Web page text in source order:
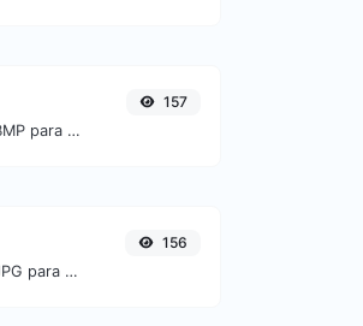
Converta facilmente arquivos de imagem BMP para PNG.
157
Converta facilmente arquivos de imagem JPG para BMP.
156